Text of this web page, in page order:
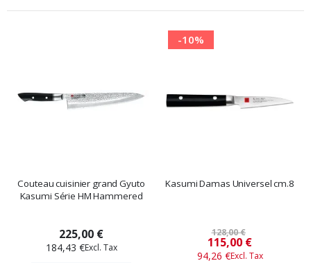
Couteau cuisinier grand Gyuto
Kasumi Série HM Hammered
225,00 €
184,43 €
-10%
Kasumi Damas Universel cm.8
128,00 €
Prix
spécial
115,00 €
94,26 €